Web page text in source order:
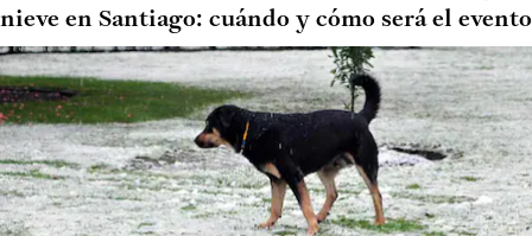
nieve en Santiago: cuándo y cómo será el evento